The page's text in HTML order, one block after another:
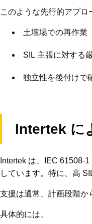
このような先行的アプロ
土壇場での再作業
SIL 主張に対する
独立性を後付けで
Intertek に
Intertek は、IEC 61508-
しています。特に、高
支援は通常、計画段階か
具体的には、